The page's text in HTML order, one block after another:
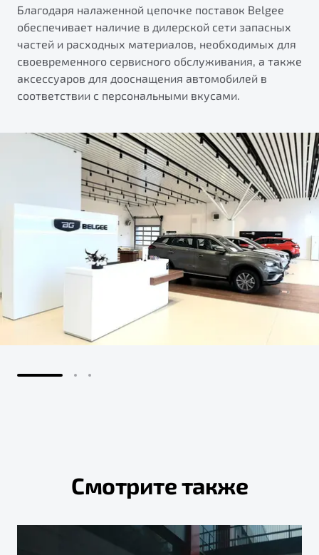
Универсальный кроссовер
от 2 499 990 ₽*
Обзор В наличии
Запись на сервис
Калькулятор ТО
Клиентская поддержка
Благодаря налаженной цепочке поставок Belgee
обеспечивает наличие в дилерской сети запасных
частей и расходных материалов, необходимых для
своевременного сервисного обслуживания, а также
аксессуаров для дооснащения автомобилей в
соответствии с персональными вкусами.
Смотрите также